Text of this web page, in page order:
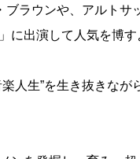
ブラウンや、アルトサ
出演して人気を博す
人生”を生き抜きなが